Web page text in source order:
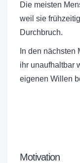
Die meisten
weil sie
Durchbruch.
In den
ihr unaufhaltbar
eigenen Willen
Motivation